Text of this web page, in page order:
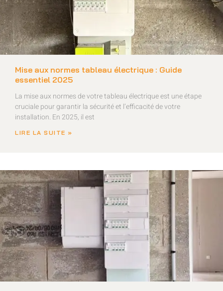
Mise aux normes tableau électrique : Guide
essentiel 2025
La mise aux normes de votre tableau électrique est une étape
cruciale pour garantir la sécurité et l’efficacité de votre
installation. En 2025, il est
LIRE LA SUITE »